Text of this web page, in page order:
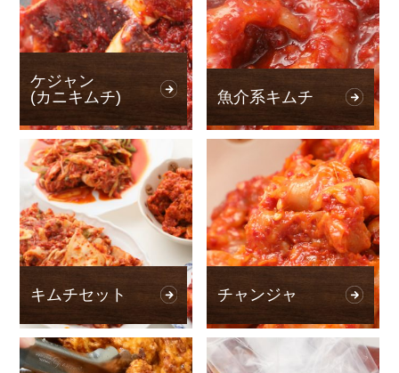
ケジャン
(カニキムチ)
魚介系キムチ
キムチセット チャンジャ